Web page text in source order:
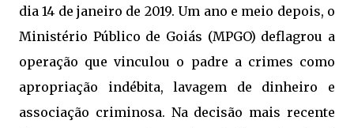
dia 14 de janeiro de 2019. Um ano e meio depois, o
Ministério Público de Goiás (MPGO) deflagrou a
operação que vinculou o padre a crimes como
apropriação indébita, lavagem de dinheiro e
associação criminosa. Na decisão mais recente